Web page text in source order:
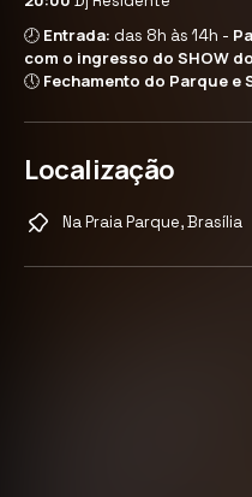
🕗 Entrada: das 8h às 14h -
com o ingresso do SHOW
🕔 Fechamento do Parque e
Localização
Na Praia Parque, Brasília